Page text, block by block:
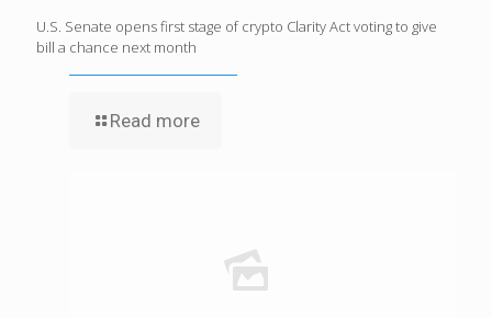
U.S. Senate opens first stage of crypto Clarity Act voting to give
bill a chance next month
Read more